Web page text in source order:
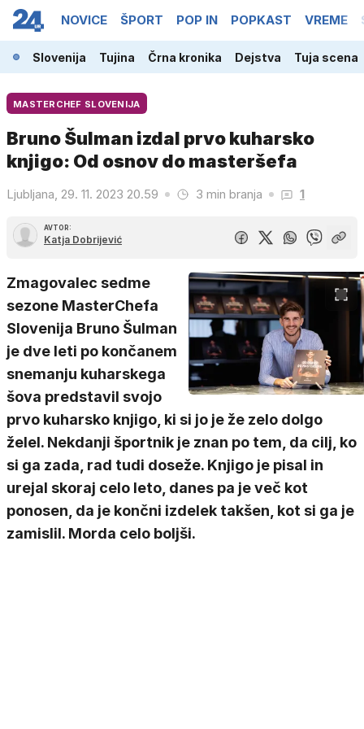
NOVICE ŠPORT POP IN POPKAST VREME
Slovenija Tujina Črna kronika Dejstva Tuja scena
MASTERCHEF SLOVENIJA
Bruno Šulman izdal prvo kuharsko
knjigo: Od osnov do masteršefa
Ljubljana, 29. 11. 2023 20.59 3 min branja 1
AVTOR:
Katja Dobrijević
Zmagovalec sedme
sezone MasterChefa
Slovenija Bruno Šulman
je dve leti po končanem
snemanju kuharskega
šova predstavil svojo
prvo kuharsko knjigo, ki si jo je že zelo dolgo
želel. Nekdanji športnik je znan po tem, da cilj, ko
si ga zada, rad tudi doseže. Knjigo je pisal in
urejal skoraj celo leto, danes pa je več kot
ponosen, da je končni izdelek takšen, kot si ga je
zamislil. Morda celo boljši.